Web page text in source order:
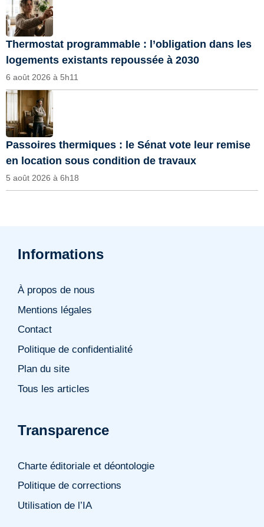
Thermostat programmable : l’obligation dans les
logements existants repoussée à 2030
6 août 2026 à 5h11
Passoires thermiques : le Sénat vote leur remise
en location sous condition de travaux
5 août 2026 à 6h18
Informations
À propos de nous
Mentions légales
Contact
Politique de confidentialité
Plan du site
Tous les articles
Transparence
Charte éditoriale et déontologie
Politique de corrections
Utilisation de l’IA